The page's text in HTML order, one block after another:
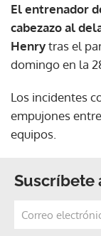
El entrenador
cabezazo al
Henrytras el
domingo en la
Los incidentes
empujones
equipos.
Suscríbete